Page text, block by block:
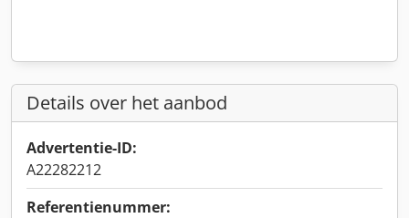
Details over het aanbod
Advertentie-ID:
A22282212
Referentienummer: